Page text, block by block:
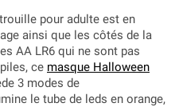
pour adulte est en
ainsi que les côtés de la
AA LR6 qui ne sont pas
ce masque Halloween
3 modes de
le tube de leds en orange,